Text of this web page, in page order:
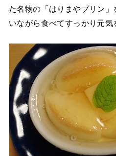
た名物の「はりまやプリン
いながら食べてすっかり元気